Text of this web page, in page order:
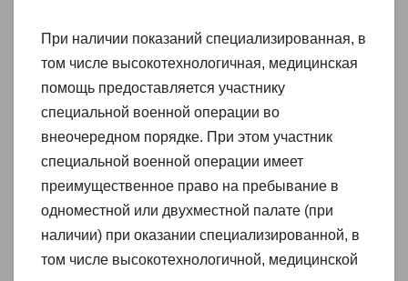
При наличии показаний специализированная, в
том числе высокотехнологичная, медицинская
помощь предоставляется участнику
специальной военной операции во
внеочередном порядке. При этом участник
специальной военной операции имеет
преимущественное право на пребывание в
одноместной или двухместной палате (при
наличии) при оказании специализированной, в
том числе высокотехнологичной, медицинской